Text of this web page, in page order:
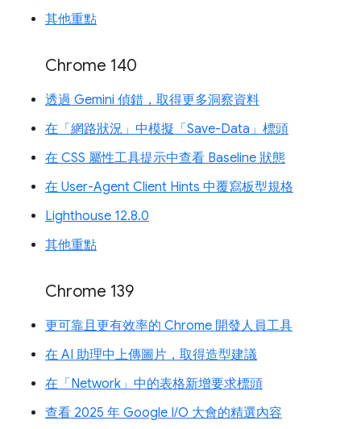
其他重點
Chrome 140
透過 Gemini 偵錯，取得更多洞察資料
在「網路狀況」中模擬「Save-Data」標頭
在 CSS 屬性工具提示中查看 Baseline 狀態
在 User-Agent Client Hints 中覆寫板型規格
Lighthouse 12.8.0
其他重點
Chrome 139
更可靠且更有效率的 Chrome 開發人員工具
在 AI 助理中上傳圖片，取得造型建議
在「Network」中的表格新增要求標頭
查看 2025 年 Google I/O 大會的精選內容